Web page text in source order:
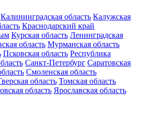
Калининградская область Калужская
Краснодарский край
Курская область Ленинградская
область Мурманская область
Псковская область Республика
Санкт-Петербург Саратовская
Смоленская область
область Томская область
область Ярославская область